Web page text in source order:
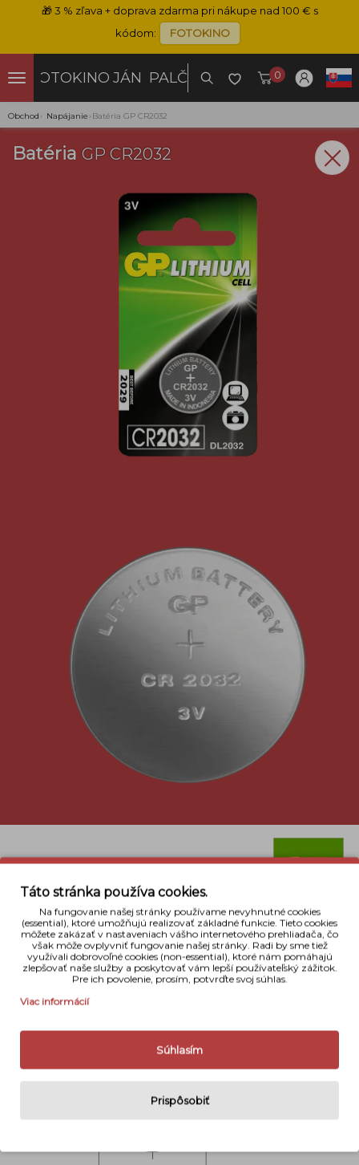
🎁3 % zľava + doprava zdarma pri nákupe nad 100 € s
kódom:
FOTOKINO
FOTOKINO JÁN PALČO 0
Obchod › Napájanie › Batéria GP CR2032
Batéria GP CR2032
Popis
Batéria GP CR2032 má široký rozsah prevádzkových
teplôt od -10°C do +60°C. Batéria je vhodná
pre zariadenia ako hodinky, kalkulačky, záložné
podsvietenie, autoalarmy, tlakomery, diaľkové
ovládače a ďalšie.
Táto stránka používa cookies.
Na fungovanie našej stránky používame nevyhnutné cookies
(essential), ktoré umožňujú realizovať základné funkcie. Tieto cookies
môžete zakázať v nastaveniach vášho internetového prehliadača, čo
však môže ovplyvniť fungovanie našej stránky. Radi by sme tiež
využívali dobrovoľné cookies (non-essential), ktoré nám pomáhajú
zlepšovať naše služby a poskytovať vám lepší používateľský zážitok.
Pre ich povolenie, prosím, potvrďte svoj súhlas.
Viac informácií
Súhlasím
Prispôsobiť